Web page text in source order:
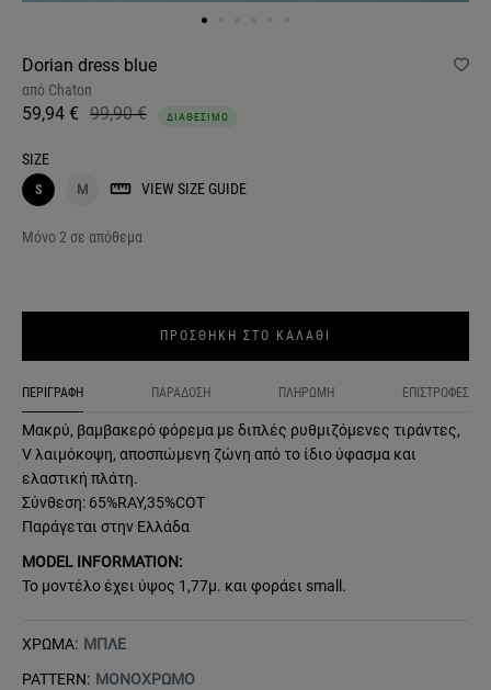
Dorian dress blue
από Chaton
59,94 € 99,90 € ΔΙΑΘΕΣΙΜΟ
SIZE
S M VIEW SIZE GUIDE
Μόνο 2 σε απόθεμα
ΠΡΟΣΘΗΚΗ ΣΤΟ ΚΑΛΑΘΙ
ΠΕΡΙΓΡΑΦΗ ΠΑΡΑΔΟΣΗ ΠΛΗΡΩΜΗ ΕΠΙΣΤΡΟΦΕΣ
Μακρύ, βαμβακερό φόρεμα με διπλές ρυθμιζόμενες τιράντες,
V λαιμόκοψη, αποσπώμενη ζώνη από το ίδιο ύφασμα και
ελαστική πλάτη.
Σύνθεση: 65%RAY,35%COT
Παράγεται στην Ελλάδα
MODEL INFORMATION:
Το μοντέλο έχει ύψος 1,77μ. και φοράει small.
ΧΡΩΜΑ: ΜΠΛΕ
PATTERN: ΜΟΝΟΧΡΩΜΟ